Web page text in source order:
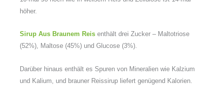
höher.
Sirup Aus Braunem Reis enthält drei Zucker – Maltotriose
(52%), Maltose (45%) und Glucose (3%).
Darüber hinaus enthält es Spuren von Mineralien wie Kalzium
und Kalium, und brauner Reissirup liefert genügend Kalorien.